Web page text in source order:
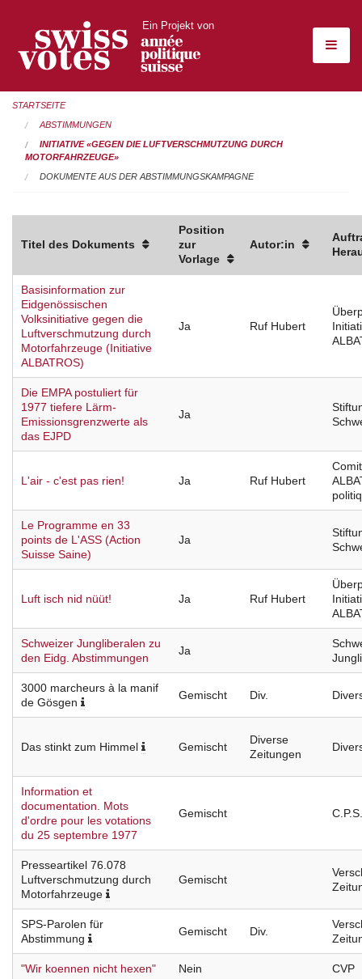
Ein Projekt von
STARTSEITE
ABSTIMMUNGEN
INITIATIVE «GEGEN DIE LUFTVERSCHMUTZUNG DURCH
MOTORFAHRZEUGE»
DOKUMENTE AUS DER ABSTIMMUNGSKAMPAGNE
Titel des Dokuments
Position
zur
Vorlage
Autor:in
Basisinformation zur
Eidgenössischen
Volksinitiative gegen die
Luftverschmutzung durch
Motorfahrzeuge (Initiative
ALBATROS)
Ja Ruf Hubert
Die EMPA postuliert für
1977 tiefere Lärm-
Emissionsgrenzwerte als
das EJPD
Ja
L'air - c'est pas rien! Ja Ruf Hubert
Le Programme en 33
points de L'ASS (Action
Suisse Saine)
Ja
Luft isch nid nüüt! Ja Ruf Hubert
Schweizer Jungliberalen zu
den Eidg. Abstimmungen
Ja
3000 marcheurs à la manif
de Gösgen
Gemischt Div.
Das stinkt zum Himmel Gemischt
Diverse
Zeitungen
Information et
documentation. Mots
d'ordre pour les votations
du 25 septembre 1977
Gemischt C.P.S.
Presseartikel 76.078
Luftverschmutzung durch
Motorfahrzeuge
Gemischt
SPS-Parolen für
Abstimmung
Gemischt Div.
"Wir koennen nicht hexen" Nein CVP